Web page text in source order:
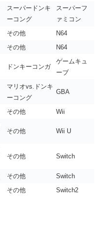
スーパードンキ
ーコング
スーパーフ
ァミコン
その他
N64
その他 N64
ドンキーコンガ
ゲームキュ
ーブ
マリオvs.ドンキ
ーコング
GBA
その他 Wii
その他 Wii U
その他 Switch
その他
Switch
その他 Switch2